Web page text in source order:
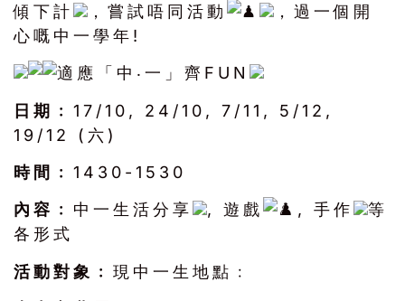
傾下計
，嘗試唔同活動
，過一個開
心嘅中一學年!
適應「中‧一」齊FUN
日期﹕ 17/10, 24/10, 7/11, 5/12,
19/12 (六)
時間﹕ 1430-1530
內容﹕ 中一生活分享 , 遊戲 , 手作
等
各形式
活動對象﹕ 現中一生地點﹕